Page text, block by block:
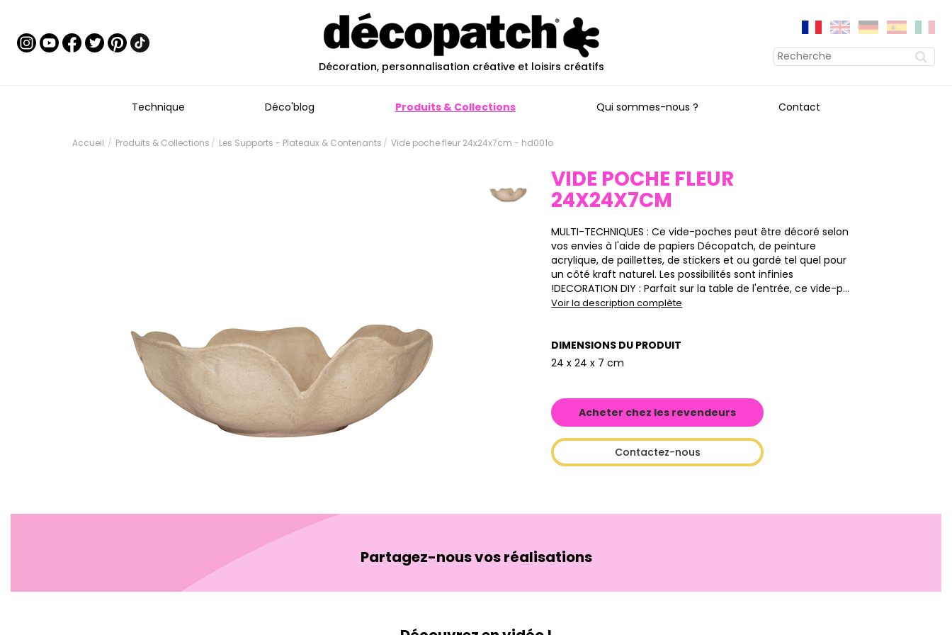
Décoration, personnalisation créative et loisirs créatifs
Technique Déco'blog Produits & Collections Qui sommes-nous ? Contact
Accueil Produits & Collections Les Supports - Plateaux & Contenants Vide poche fleur 24x24x7cm - hd001o
VIDE POCHE FLEUR
24X24X7CM
MULTI-TECHNIQUES : Ce vide-poches peut être décoré selon
vos envies à l'aide de papiers Décopatch, de peinture
acrylique, de paillettes, de stickers et ou gardé tel quel pour
un côté kraft naturel. Les possibilités sont infinies
!DECORATION DIY : Parfait sur la table de l'entrée, ce vide-p...
Voir la description complète
DIMENSIONS DU PRODUIT
24 x 24 x 7 cm
Acheter chez les revendeurs
Contactez-nous
Partagez-nous vos réalisations